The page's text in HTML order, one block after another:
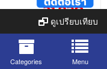
21,830.-
ดูเปรียบเทียบ
Categories Menu